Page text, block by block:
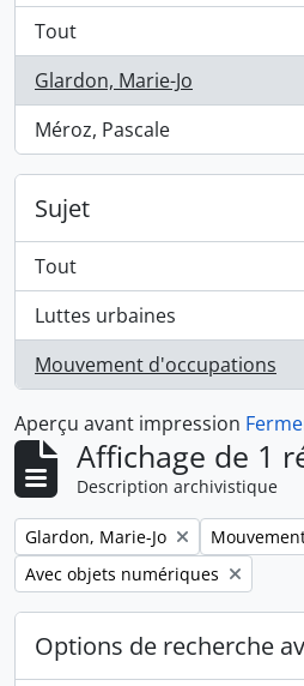
Tout
Glardon, Marie-Jo
, 1 résultats
Méroz, Pascale
, 1 résultats
Sujet
Tout
Luttes urbaines
, 1 résultats
Mouvement d'occupations
, 1 résultats
Aperçu avant impression
Affichage de 1
Description archivistique
Remove filter:
Glardon, Marie-Jo Remove
Remove filter:
Avec objets numériques
Options de recherche